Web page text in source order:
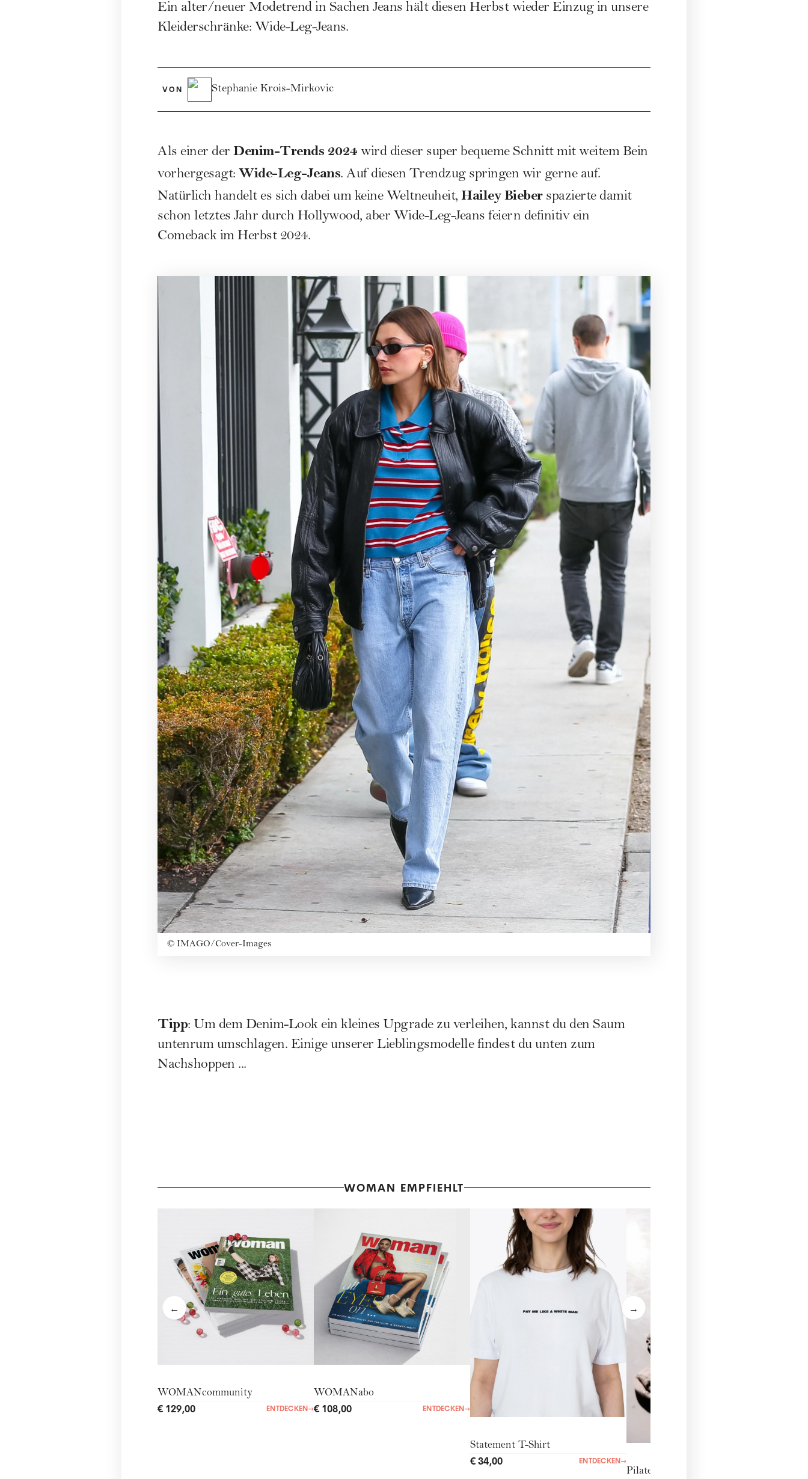
Ein alter/neuer Modetrend in Sachen Jeans hält diesen Herbst wieder Einzug in unsere
Kleiderschränke: Wide-Leg-Jeans.
VON Stephanie Krois-Mirkovic
Als einer der Denim-Trends 2024 wird dieser super bequeme Schnitt mit weitem Bein
vorhergesagt: Wide-Leg-Jeans. Auf diesen Trendzug springen wir gerne auf.
Natürlich handelt es sich dabei um keine Weltneuheit, Hailey Bieberspazierte damit
schon letztes Jahr durch Hollywood, aber Wide-Leg-Jeans feiern definitiv ein
Comeback im Herbst 2024.
© IMAGO/Cover-Images
Tipp: Um dem Denim-Look ein kleines Upgrade zu verleihen, kannst du den Saum
untenrum umschlagen. Einige unserer Lieblingsmodelle findest du unten zum
Nachshoppen ...
WOMAN EMPFIEHLT
← →
WOMANcommunity
€ 129,00 ENTDECKEN→
WOMANabo
€ 108,00 ENTDECKEN→
Statement T-Shirt
€ 34,00 ENTDECKEN→
Pilates-Socken